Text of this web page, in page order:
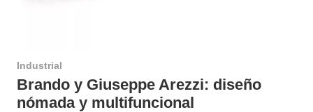
Industrial
Brando y Giuseppe Arezzi: diseño
nómada y multifuncional